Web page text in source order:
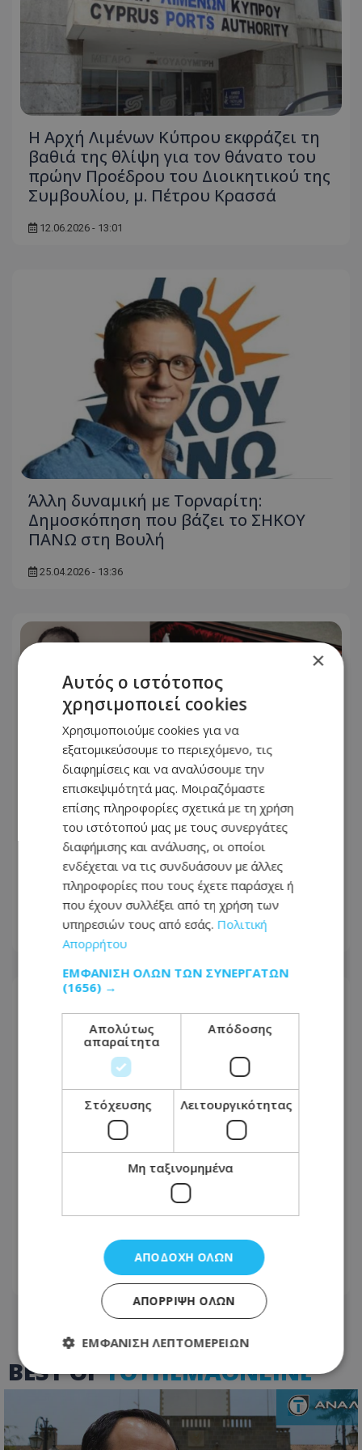
Η Αρχή Λιμένων Κύπρου εκφράζει τη
βαθιά της θλίψη για τον θάνατο του
πρώην Προέδρου του Διοικητικού της
Συμβουλίου, μ. Πέτρου Κρασσά
12.06.2026 - 13:01
Άλλη δυναμική με Τορναρίτη:
Δημοσκόπηση που βάζει το ΣΗΚΟΥ
ΠΑΝΩ στη Βουλή
25.04.2026 - 13:36
ΔΗΜΟΣ ΕΚΤΟΡΟΣ: Απαγόρευση
πτήσεων βάζει «ταφόπλακα» στα
εκπαιδευτικά αεροσκάφη-Σιγή ιχθύος
από τους αρμοδίους-(Βίντεο)
08.04.2026 - 20:59
H Coca-Cola HBC Κύπρου στηρίζει
δυνατή σεζόν
20.02.2026 - 10:42
BEST OFTOTHEMAONLINE
×
Αυτός ο ιστότοπος
χρησιμοποιεί cookies
Χρησιμοποιούμε cookies για να
εξατομικεύσουμε το περιεχόμενο, τις
διαφημίσεις και να αναλύσουμε την
επισκεψιμότητά μας. Μοιραζόμαστε
επίσης πληροφορίες σχετικά με τη χρήση
του ιστότοπού μας με τους συνεργάτες
διαφήμισης και ανάλυσης, οι οποίοι
ενδέχεται να τις συνδυάσουν με άλλες
πληροφορίες που τους έχετε παράσχει ή
που έχουν συλλέξει από τη χρήση των
υπηρεσιών τους από εσάς. Πολιτική
Απορρήτου
ΕΜΦΆΝΙΣΗ ΌΛΩΝ ΤΩΝ ΣΥΝΕΡΓΑΤΏΝ
(1656) →
Απολύτως
απαραίτητα
Απόδοσης
Στόχευσης Λειτουργικότητας
Μη ταξινομημένα
ΑΠΟΔΟΧΉ ΌΛΩΝ
ΑΠΌΡΡΙΨΗ ΌΛΩΝ
ΕΜΦΆΝΙΣΗ ΛΕΠΤΟΜΕΡΕΙΏΝ
Απολύτως απαραίτητα
Στόχευσης
Λειτουργικότητας